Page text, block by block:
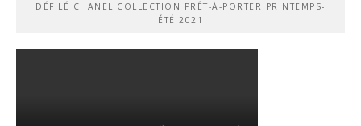
DÉFILÉ CHANEL COLLECTION PRÊT-À-PORTER PRINTEMPS-
ÉTÉ 2021